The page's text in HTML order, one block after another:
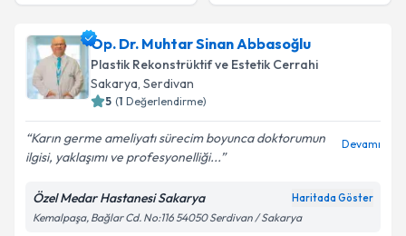
Op. Dr. Muhtar Sinan Abbasoğlu
Plastik Rekonstrüktif ve Estetik Cerrahi
Sakarya, Serdivan
5 (1 Değerlendirme)
Karın germe ameliyatı sürecim boyunca doktorumun
ilgisi, yaklaşımı ve profesyonelliği...
Devamı
Özel Medar Hastanesi Sakarya Haritada Göster
Kemalpaşa, Bağlar Cd. No:116 54050 Serdivan / Sakarya